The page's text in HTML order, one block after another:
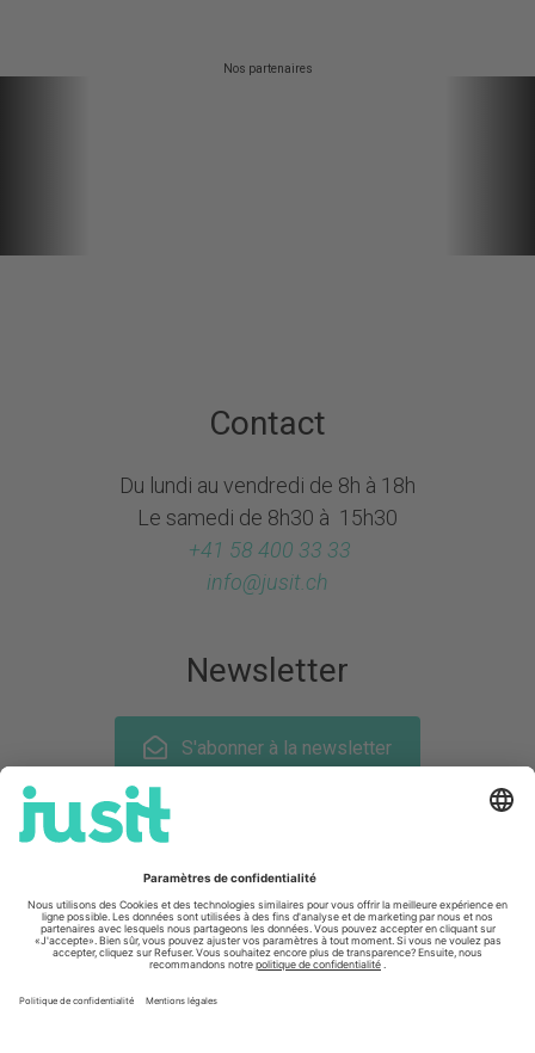
Nos partenaires
Contact
Du lundi au vendredi de 8h à 18h
Le samedi de 8h30 à 15h30
+41 58 400 33 33
info@jusit.ch
Newsletter
S'abonner à la newsletter
Suis-nous sur